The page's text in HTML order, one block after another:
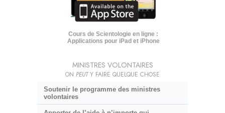
Cours de Scientologie en ligne :
Applications pour iPad et iPhone
MINISTRES VOLONTAIRES
ON PEUTY FAIRE QUELQUE CHOSE
Soutenir le programme des ministres
volontaires